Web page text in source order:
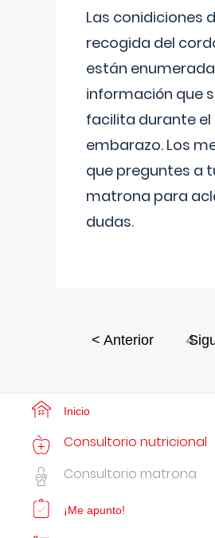
Las conidiciones
recogida del
están
información que
facilita durante el
embarazo. Los
que preguntes a
matrona para
dudas.
< Anterior 4
Inicio
Consultorio nutricional
Consultorio matrona
¡Me apunto!